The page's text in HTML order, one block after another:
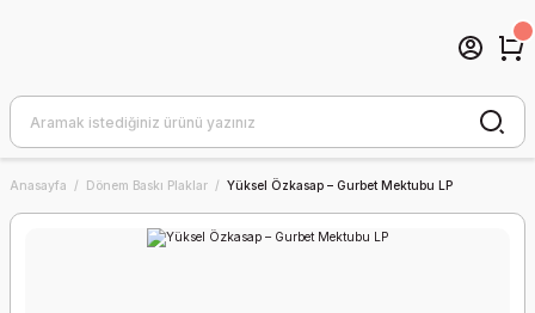
Anasayfa Dönem Baskı Plaklar Yüksel Özkasap – Gurbet Mektubu LP